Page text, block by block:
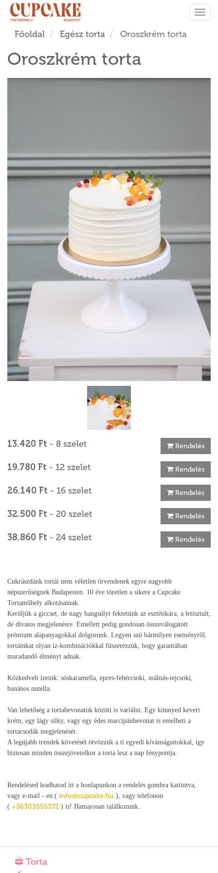
Főoldal Egész torta Oroszkrém torta
Oroszkrém torta
13.420 Ft - 8 szelet Rendelés
19.780 Ft - 12 szelet Rendelés
26.140 Ft - 16 szelet Rendelés
32.500 Ft - 20 szelet Rendelés
38.860 Ft - 24 szelet Rendelés
Cukrászdánk tortái nem véletlen örvendenek egyre nagyobb
népszerűségnek Budapesten. 10 éve töretlen a sikere a Cupcake
Tortaműhely alkotásainak.
Kerüljük a giccset, de nagy hangsúlyt fektetünk az esztétikára, a letisztult,
de divatos megjelenésre. Emellett pedig gondosan összeválogatott
prémium alapanyagokkal dolgozunk. Legyen szó bármilyen eseményről,
tortáinkat olyan íz-kombinációkkal fűszerezzük, hogy garantáltan
maradandó élményt adnak.
Közkedvelt ízeink: sóskaramella, epres-fehércsoki, málnás-tejcsoki,
banános nutella.
Van lehetőség a tortabevonatok között is variálni. Egy könnyed kevert
krém, egy lágy silky, vagy egy édes marcipánbevonat is emelheti a
tortacsodák megjelenését.
A legújabb trendek követését ötvözzük a ti egyedi kívánságaitokkal, így
biztosan minden összejövetelkor a torta lesz a nap fénypontja.
Rendelésed leadhatod itt a honlapunkon a rendelés gombra kattintva,
vagy e-mail - en ( info@cupcake.hu ), vagy telefonon
( +36303555372 ) is! Hamarosan találkozunk.
Torta